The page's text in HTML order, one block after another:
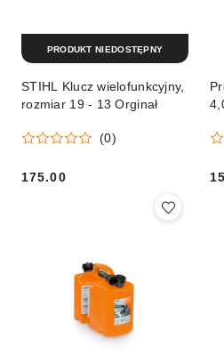
STIHL Klucz wielofunkcyjny,
rozmiar 19 - 13 Orginał
(0)
175.00
PRODUKT NIEDOSTĘPNY